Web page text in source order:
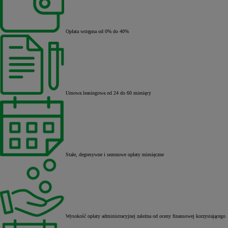
Opłata wstępna od 0% do 40%
Umowa leasingowa od 24 do 60 miesięcy
Stałe, degresywne i sezonowe opłaty miesięczne
Wysokość opłaty administracyjnej zależna od oceny finansowej korzystającego